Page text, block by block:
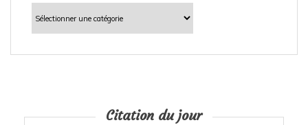
Catégories
Citation du jour